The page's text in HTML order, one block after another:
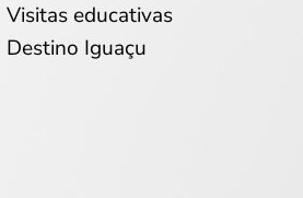
Visitas educativas
Destino Iguaçu